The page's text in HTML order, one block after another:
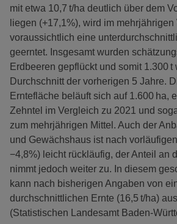
mit etwa 10,7 t/ha deutlich über dem
liegen (+17,1%), wird im mehrjährigen
voraussichtlich eine
geerntet. Insgesamt wurden
Erdbeeren gepflückt und somit 1.300
Durchschnitt der vorherigen 5 Jahre.
Erntefläche beläuft sich auf 1.600 ha,
Zehntel im Vergleich zu 2021 und
zum mehrjährigen Mittel. Auch der
und Gewächshaus ist nach
−4,8%) leicht rückläufig, der Anteil an
nimmt jedoch weiter zu. In diesem
kann nach bisherigen Angaben von
durchschnittlichen Ernte (16,5 t/ha)
(Statistischen Landesamt Baden-